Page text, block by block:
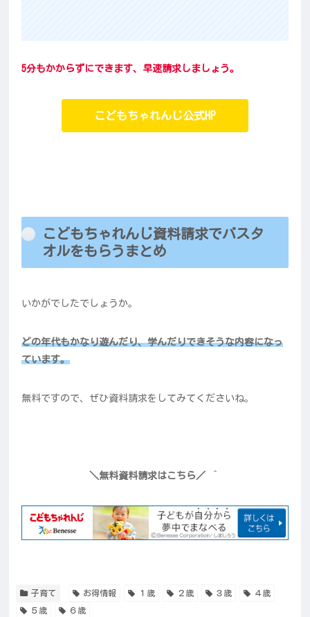
5分もかからずにできます、早速請求しましょう。
こどもちゃれんじ公式HP
こどもちゃれんじ資料請求でバスタ
オルをもらうまとめ
いかがでしたでしょうか。
どの年代もかなり遊んだり、学んだりできそうな内容になっ
ています。
無料ですので、ぜひ資料請求をしてみてくださいね。
＼無料資料請求はこちら／ ＾
子育て お得情報 １歳 ２歳 ３歳 ４歳
５歳 ６歳